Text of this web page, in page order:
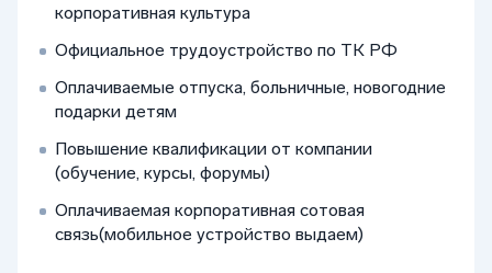
корпоративная культура
Официальное трудоустройство по ТК РФ
Оплачиваемые отпуска, больничные, новогодние
подарки детям
Повышение квалификации от компании
(обучение, курсы, форумы)
Оплачиваемая корпоративная сотовая
связь(мобильное устройство выдаем)